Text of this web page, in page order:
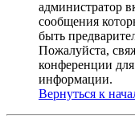
администратор
сообщения
быть
Пожалуйста,
конференции
информации.
Вернуться к